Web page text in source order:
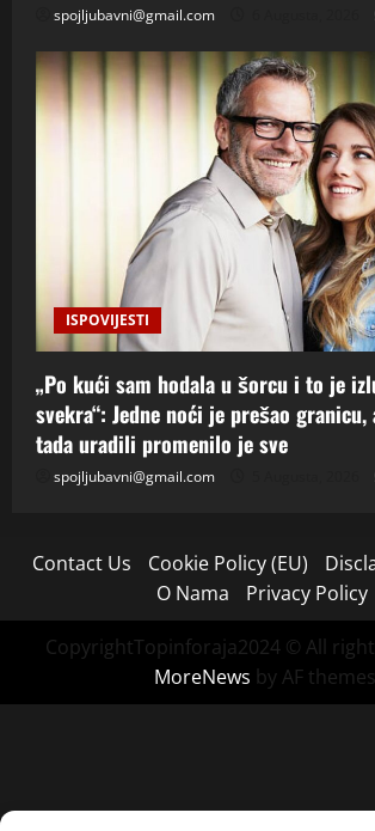
spojljubavni@gmail.com
ISPOVIJESTI
„Po kući sam hodala u šorcu i to je
svekra“: Jedne noći je prešao
tada uradili promenilo je sve
spojljubavni@gmail.com
Contact Us Cookie Policy (EU)
O Nama
Privacy Policy
CopyrightTopinforaja2024 © All
MoreNews by AF